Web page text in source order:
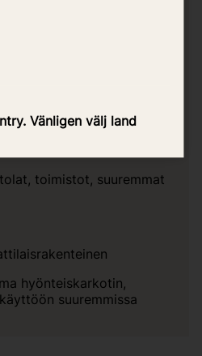
Vänligen välj land
toimistot, suuremmat
hyönteiskarkotin,
suuremmissa